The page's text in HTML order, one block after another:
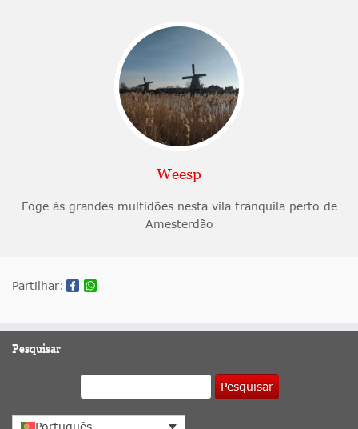
Weesp
Foge às grandes multidões nesta vila tranquila perto de
Amesterdão
Partilhar:
Pesquisar
Pesquisar